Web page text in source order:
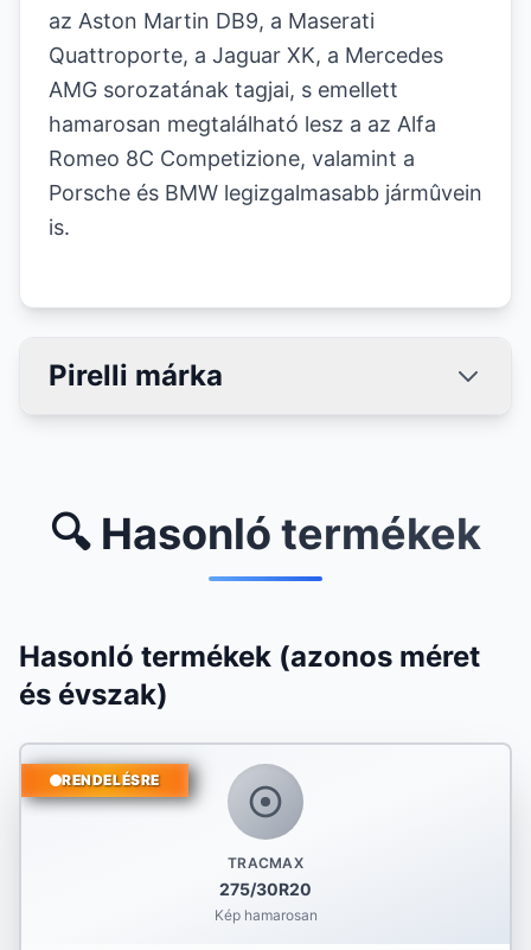
az Aston Martin DB9, a Maserati
Quattroporte, a Jaguar XK, a Mercedes
AMG sorozatának tagjai, s emellett
hamarosan megtalálható lesz a az Alfa
Romeo 8C Competizione, valamint a
Porsche és BMW legizgalmasabb jármûvein
is.
Pirelli márka
🔍 Hasonló termékek
Hasonló termékek (azonos méret
és évszak)
TRACMAX
275/30R20
Kép hamarosan
RENDELÉSRE